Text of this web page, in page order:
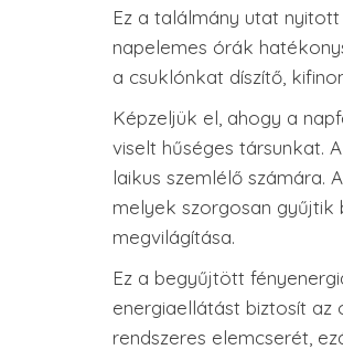
Ez a találmány utat
napelemes órák
a csuklónkat díszítő,
Képzeljük el, ahogy a
viselt hűséges társunkat.
laikus szemlélő számára.
melyek szorgosan gyűjtik
megvilágítása.
Ez a begyűjtött
energiaellátást biztosít az
rendszeres elemcserét,